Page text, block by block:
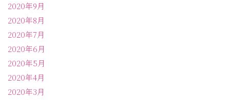
2020年9月
2020年8月
2020年7月
2020年6月
2020年5月
2020年4月
2020年3月